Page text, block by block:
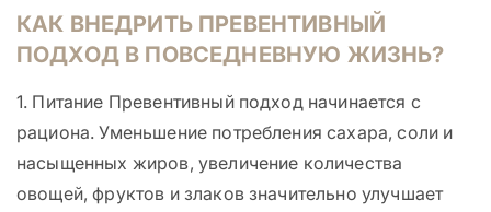
КАК ВНЕДРИТЬ ПРЕВЕНТИВНЫЙ
ПОДХОД В ПОВСЕДНЕВНУЮ ЖИЗНЬ?
1. Питание Превентивный подход начинается с
рациона. Уменьшение потребления сахара, соли и
насыщенных жиров, увеличение количества
овощей, фруктов и злаков значительно улучшает